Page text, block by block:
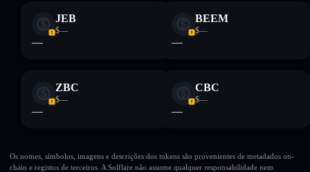
JEB
$—
—
BEEM
$—
—
ZBC
$—
—
CBC
$—
—
Os nomes, símbolos, imagens e descrições dos tokens são provenientes de metadados on-
chain e registos de terceiros. A Solflare não assume qualquer responsabilidade nem